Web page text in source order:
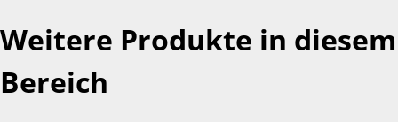
Weitere Produkte in diesem
Bereich